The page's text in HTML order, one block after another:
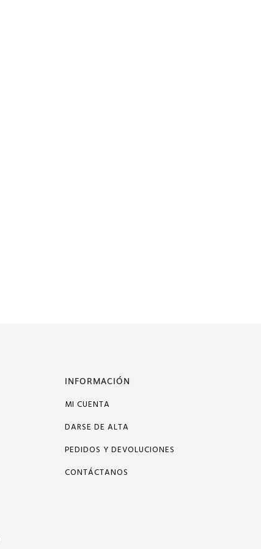
INFORMACIÓN
MI CUENTA
DARSE DE ALTA
PEDIDOS Y DEVOLUCIONES
CONTÁCTANOS